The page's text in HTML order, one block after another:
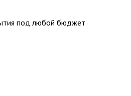
под любой бюджет